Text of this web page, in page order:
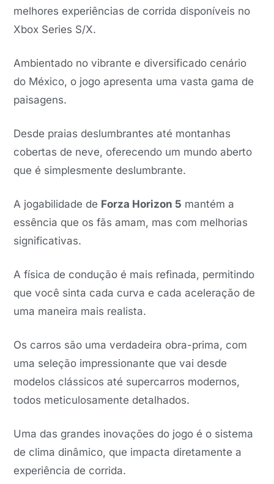
melhores experiências de corrida disponíveis no
Xbox Series S/X.
Ambientado no vibrante e diversificado cenário
do México, o jogo apresenta uma vasta gama de
paisagens.
Desde praias deslumbrantes até montanhas
cobertas de neve, oferecendo um mundo aberto
que é simplesmente deslumbrante.
A jogabilidade de Forza Horizon 5 mantém a
essência que os fãs amam, mas com melhorias
significativas.
A física de condução é mais refinada, permitindo
que você sinta cada curva e cada aceleração de
uma maneira mais realista.
Os carros são uma verdadeira obra-prima, com
uma seleção impressionante que vai desde
modelos clássicos até supercarros modernos,
todos meticulosamente detalhados.
Uma das grandes inovações do jogo é o sistema
de clima dinâmico, que impacta diretamente a
experiência de corrida.